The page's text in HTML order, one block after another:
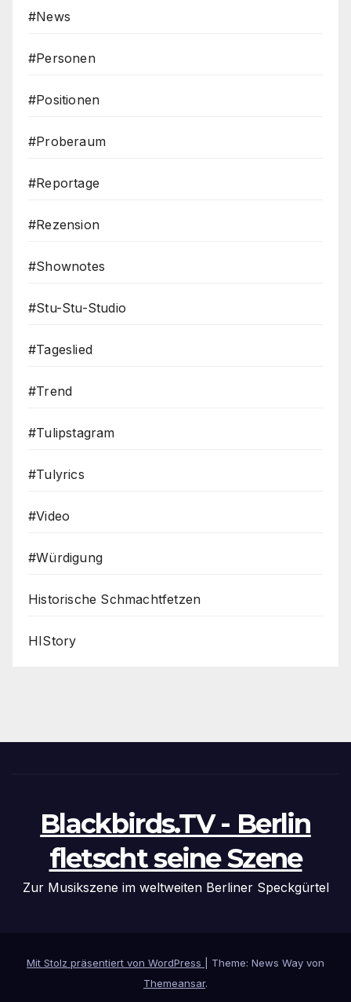
#News
#Personen
#Positionen
#Proberaum
#Reportage
#Rezension
#Shownotes
#Stu-Stu-Studio
#Tageslied
#Trend
#Tulipstagram
#Tulyrics
#Video
#Würdigung
Historische Schmachtfetzen
HIStory
Blackbirds.TV - Berlin
fletscht seine Szene
Zur Musikszene im weltweiten Berliner Speckgürtel
Mit Stolz präsentiert von WordPress
Theme: News Way von
Themeansar.